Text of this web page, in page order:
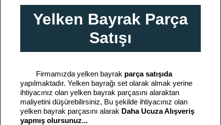
Yelken Bayrak Parça
Satışı
Firmamızda yelken bayrak parça satışıda
yapılmaktadır. Yelken bayrağı set olarak almak yerine
ihtiyacınız olan yelken bayrak parçasını alaraktan
maliyetini düşürebilirsiniz, Bu şekilde ihtiyacınız olan
yelken bayrak parçasını alarak Daha Ucuza Alışveriş
yapmış olursunuz...